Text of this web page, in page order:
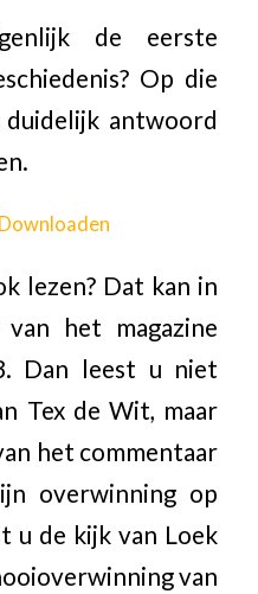
de eerste
Op die
antwoord
Downloaden
lezen? Dat kan in
het magazine
Dan leest u niet
Tex de Wit, maar
het commentaar
overwinning op
u de kijk van Loek
van